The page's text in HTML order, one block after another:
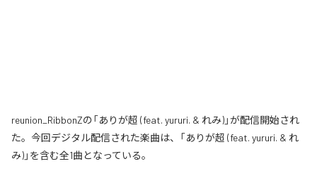
reunion_RibbonZの「ありが超 (feat. yururi. & れみ)」が配信開始され
た。今回デジタル配信された楽曲は、「ありが超 (feat. yururi. & れ
み)」を含む全1曲となっている。